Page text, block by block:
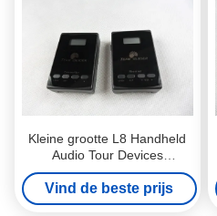
Kleine grootte L8 Handheld
Audio Tour Devices
Transmitter en Receiver voor
toeristische receptie
Vind de beste prijs